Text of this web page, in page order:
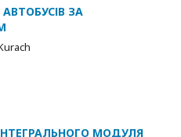
ЗА
МОДУЛЯ